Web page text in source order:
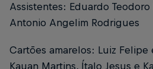
Assistentes: Eduardo
Antonio Angelim Rodrigues
Cartões amarelos: Luiz
Kauan Martins, Ítalo Jesus e